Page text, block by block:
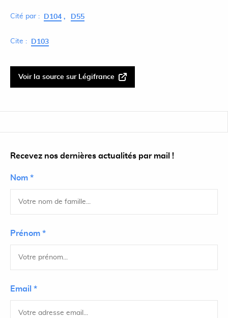
Cité par : D104 D55
Cite : D103
Voir la source sur Légifrance
Recevez nos dernières actualités par mail !
Nom *
Prénom *
Email *